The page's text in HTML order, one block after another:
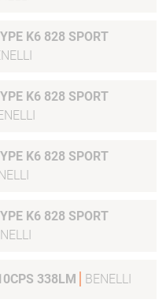
K6 828 SPORT
K6 828 SPORT
K6 828 SPORT
K6 828 SPORT
338LM BENELLI